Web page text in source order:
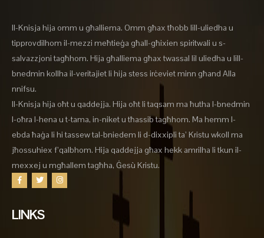
Il-Knisja hija omm u għalliema. Omm għax tħobb lill-uliedha u
tipprovdilhom il-mezzi meħtieġa għall-għixien spiritwali u s-
salvazzjoni tagħhom. Hija għalliema għax twassal lil uliedha u lill-
bnedmin kollha il-veritajiet li hija stess irċeviet minn għand Alla
nnifsu.
Il-Knisja hija oħt u qaddejja. Hija oħt li taqsam ma ħutha l-bnedmin
l-oħra l-hena u t-tama, in-niket u tħassib tagħhom. Ma hemm l-
ebda ħaġa li hi tassew tal-bniedem li d-dixxipli ta’ Kristu wkoll ma
jħossuhiex f’qalbhom. Hija qaddejja għax hekk amrilha li tkun il-
mexxej u mgħallem tagħha, Ġesù Kristu.
LINKS